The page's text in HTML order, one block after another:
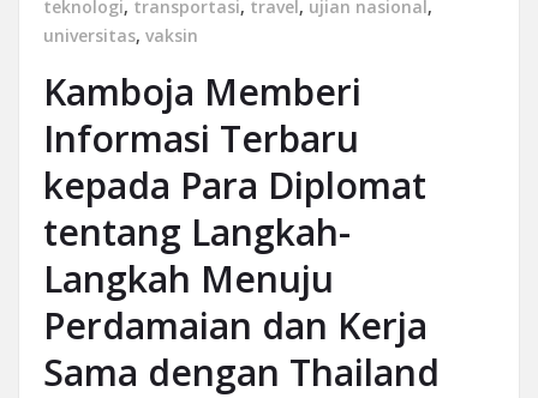
teknologi, transportasi, travel, ujian nasional,
universitas, vaksin
Kamboja Memberi
Informasi Terbaru
kepada Para Diplomat
tentang Langkah-
Langkah Menuju
Perdamaian dan Kerja
Sama dengan Thailand